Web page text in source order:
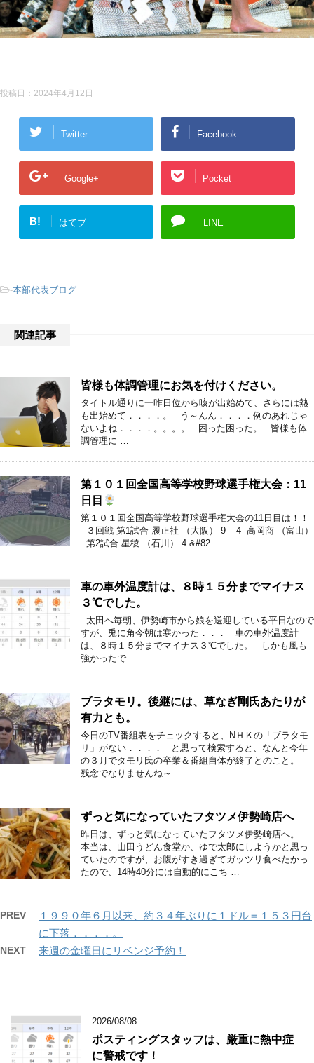
投稿日： 2024年4月12日
Twitter Facebook
Google+ Pocket
B! はてブ LINE
-本部代表ブログ
関連記事
皆様も体調管理にお気を付けください。
タイトル通りに一昨日位から咳が出始めて、さらには熱
も出始めて．．．．。 う～んん．．．．例のあれじゃ
ないよね．．．．。。。。 困った困った。 皆様も体
調管理に …
第１０１回全国高等学校野球選手権大会：11
日目
第１０１回全国高等学校野球選手権大会の11日目は！！
３回戦 第1試合 履正社 （大阪） 9 – 4 高岡商 （富山）
第2試合 星稜 （石川） 4 &#82 …
車の車外温度計は、８時１５分までマイナス
３℃でした。
太田へ毎朝、伊勢崎市から娘を送迎している平日なので
すが、兎に角今朝は寒かった．．． 車の車外温度計
は、８時１５分までマイナス３℃でした。 しかも風も
強かったで …
ブラタモリ。後継には、草なぎ剛氏あたりが
有力とも。
今日のTV番組表をチェックすると、NＨＫの「ブラタモ
リ」がない．．．． と思って検索すると、なんと今年
の３月でタモリ氏の卒業＆番組自体が終了とのこと。
残念でなりませんね～ …
ずっと気になっていたフタツメ伊勢崎店へ
昨日は、ずっと気になっていたフタツメ伊勢崎店へ。
本当は、山田うどん食堂か、ゆで太郎にしようかと思っ
ていたのですが、お腹がすき過ぎてガッツリ食べたかっ
たので、14時40分には自動的にこち …
PREV
１９９０年６月以来、約３４年ぶりに１ドル＝１５３円台
に下落．．．．。
NEXT 来週の金曜日にリベンジ予約！
2026/08/08
ポスティングスタッフは、厳重に熱中症
に警戒です！